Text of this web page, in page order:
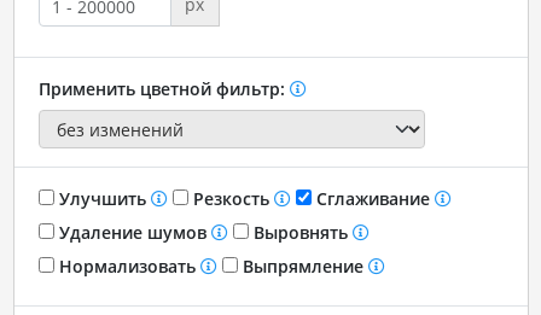
Применить цветной фильтр:
Улучшить Резкость
Сглаживание
Удаление шумов
Выровнять
Нормализовать
Выпрямление